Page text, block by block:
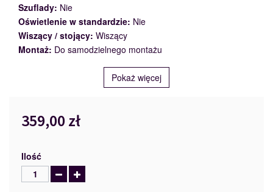
Szuflady: Nie
Oświetlenie w standardzie: Nie
Wiszący / stojący: Wiszący
Montaż: Do samodzielnego montażu
Pokaż więcej
359,00 zł
Ilość